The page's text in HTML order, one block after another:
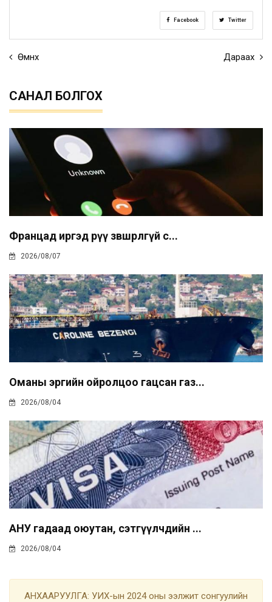
Facebook Twitter
Өмнөх Дараах
САНАЛ БОЛГОХ
Францад иргэд рүү зөвшөөрөлгүй с...
2026/08/07
Оманы эргийн ойролцоо гацсан газ...
2026/08/04
АНУ гадаад оюутан, сэтгүүлчдийн ...
2026/08/04
АНХААРУУЛГА: УИХ-ын 2024 оны ээлжит сонгуулийн